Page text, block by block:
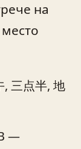
на
三点半, 地
—